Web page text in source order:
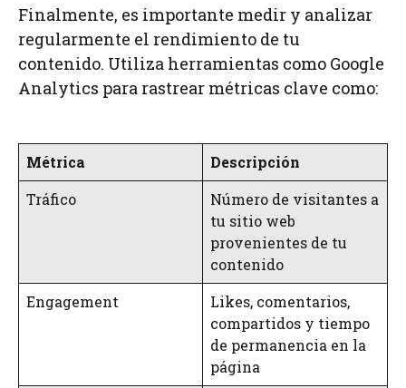
Finalmente, es importante medir y analizar
regularmente el rendimiento de tu
contenido. Utiliza herramientas como Google
Analytics para rastrear métricas clave como:
Métrica
Descripción
Tráfico
Número de visitantes a
tu sitio web
provenientes de tu
contenido
Engagement
Likes, comentarios,
compartidos y tiempo
de permanencia en la
página